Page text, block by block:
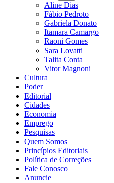
Aline Dias
Fábio Pedroto
Gabriela Donato
Itamara Camargo
Raoni Gomes
Sara Lovatti
Talita Conta
Vitor Magnoni
Cultura
Poder
Editorial
Cidades
Economia
Emprego
Pesquisas
Quem Somos
Princípios Editoriais
Política de Correções
Fale Conosco
Anuncie